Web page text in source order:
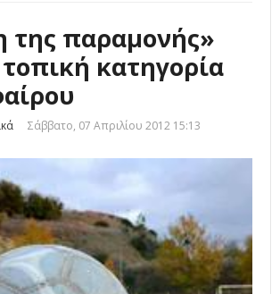
της παραμονής»
κατηγορία
Σάββατο, 07 Απριλίου 2012 15:13